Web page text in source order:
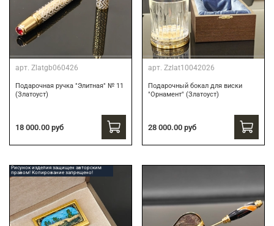
арт. Zlatgb060426
Подарочная ручка "Элитная" № 11
(Златоуст)
18 000.00 руб
арт. Zzlat10042026
Подарочный бокал для виски
"Орнамент" (Златоуст)
28 000.00 руб
Рисунок изделия защищен авторским
правом! Копирование запрещено!